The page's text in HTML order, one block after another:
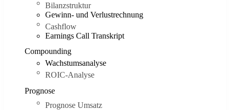
Bilanzstruktur
Gewinn- und Verlustrechnung
Cashflow
Earnings Call Transkript
Compounding
Wachstumsanalyse
ROIC-Analyse
Prognose
Prognose Umsatz